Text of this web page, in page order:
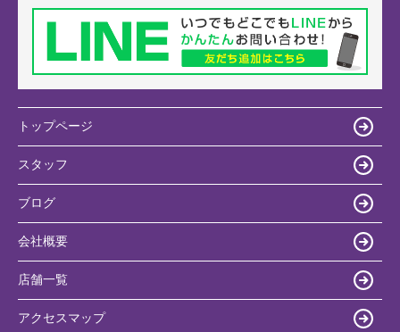
トップページ
スタッフ
ブログ
会社概要
店舗一覧
アクセスマップ